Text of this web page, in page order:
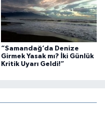
“Samandağ’da Denize
Girmek Yasak mı? İki Günlük
Kritik Uyarı Geldi!”